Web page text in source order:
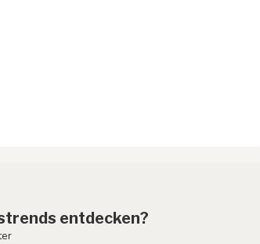
entdecken?